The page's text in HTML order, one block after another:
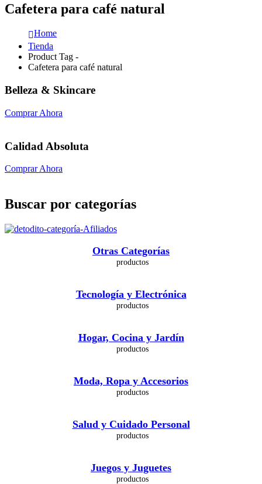
Cafetera para café natural
Home
Tienda
Product Tag -
Cafetera para café natural
Belleza & Skincare
Comprar Ahora
Calidad Absoluta
Comprar Ahora
Buscar por categorías
Otras Categorías
Tecnología y Electrónica
Hogar, Cocina y Jardín
Moda, Ropa y Accesorios
Salud y Cuidado Personal
Juegos y Juguetes